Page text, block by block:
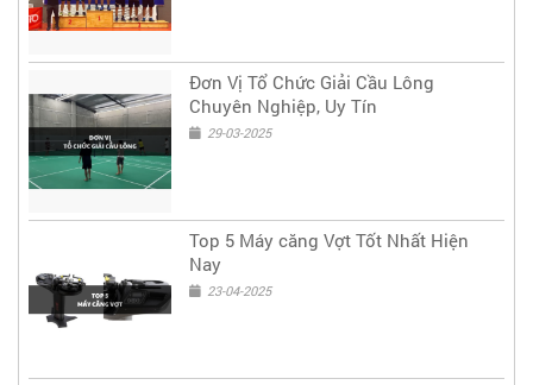
Đơn Vị Tổ Chức Giải Cầu Lông
Chuyên Nghiệp, Uy Tín
29-03-2025
Top 5 Máy căng Vợt Tốt Nhất Hiện
Nay
23-04-2025